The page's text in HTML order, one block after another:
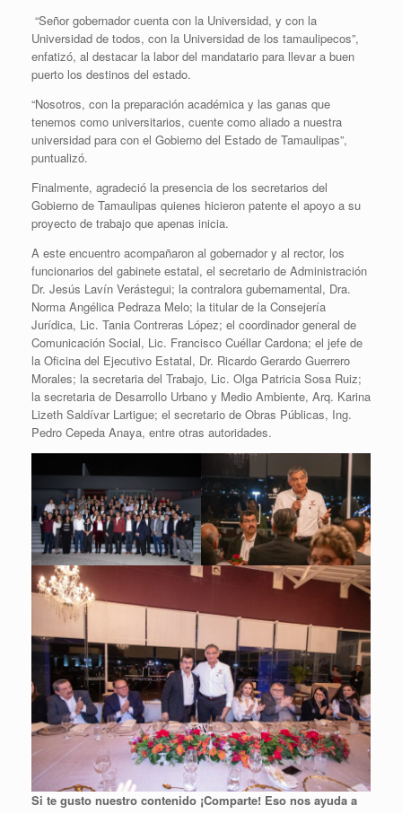
“Señor gobernador cuenta con la Universidad, y con la
Universidad de todos, con la Universidad de los tamaulipecos”,
enfatizó, al destacar la labor del mandatario para llevar a buen
puerto los destinos del estado.
“Nosotros, con la preparación académica y las ganas que
tenemos como universitarios, cuente como aliado a nuestra
universidad para con el Gobierno del Estado de Tamaulipas”,
puntualizó.
Finalmente, agradeció la presencia de los secretarios del
Gobierno de Tamaulipas quienes hicieron patente el apoyo a su
proyecto de trabajo que apenas inicia.
A este encuentro acompañaron al gobernador y al rector, los
funcionarios del gabinete estatal, el secretario de Administración
Dr. Jesús Lavín Verástegui; la contralora gubernamental, Dra.
Norma Angélica Pedraza Melo; la titular de la Consejería
Jurídica, Lic. Tania Contreras López; el coordinador general de
Comunicación Social, Lic. Francisco Cuéllar Cardona; el jefe de
la Oficina del Ejecutivo Estatal, Dr. Ricardo Gerardo Guerrero
Morales; la secretaria del Trabajo, Lic. Olga Patricia Sosa Ruiz;
la secretaria de Desarrollo Urbano y Medio Ambiente, Arq. Karina
Lizeth Saldívar Lartigue; el secretario de Obras Públicas, Ing.
Pedro Cepeda Anaya, entre otras autoridades.
Si te gusto nuestro contenido ¡Comparte! Eso nos ayuda a